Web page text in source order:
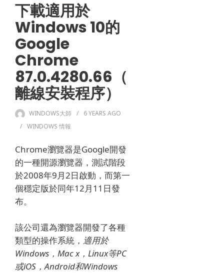
下載適用於
Windows 10的
Google
Chrome
87.0.4280.66（
離線安裝程序）
WINDOWS大師 6 YEARS AGO
WINDOWS 情報
Chrome瀏覽器是Google開發
的一種開源瀏覽器，測試階段
於2008年9月2日啟動，而第一
個穩定版於同年12月11日發
布。
該公司還為瀏覽器開發了各種
類型的操作系統， 適用於
Windows，Mac x，Linux等PC
或iOS，Android和Windows